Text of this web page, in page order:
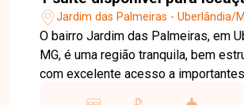
bairro Jardim das Palmeiras
Uberlândia-MG
Jardim das Palmeiras - Uberlândia/
O bairro Jardim das Palmeiras, em
MG, é uma região tranquila, bem
com excelente acesso a